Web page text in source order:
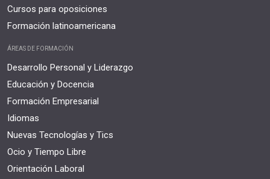
Cursos para oposiciones
Formación latinoamericana
ÁREAS DE FORMACIÓN
Desarrollo Personal y Liderazgo
Educación y Docencia
Formación Empresarial
Idiomas
Nuevas Tecnologías y Tics
Ocio y Tiempo Libre
Orientación Laboral